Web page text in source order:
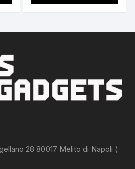
28 80017 Melito di Napoli (